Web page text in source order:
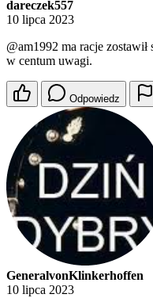
dareczek557
10 lipca 2023
@am1992 ma racje zostawił
w centum uwagi.
Odpowiedz
GeneralvonKlinkerhoffen
10 lipca 2023